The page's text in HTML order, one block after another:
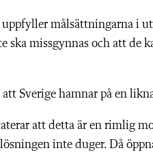
uppfyller målsättningarna i
ska missgynnas och att de
Sverige hamnar på en
att detta är en rimlig
inte duger. Då